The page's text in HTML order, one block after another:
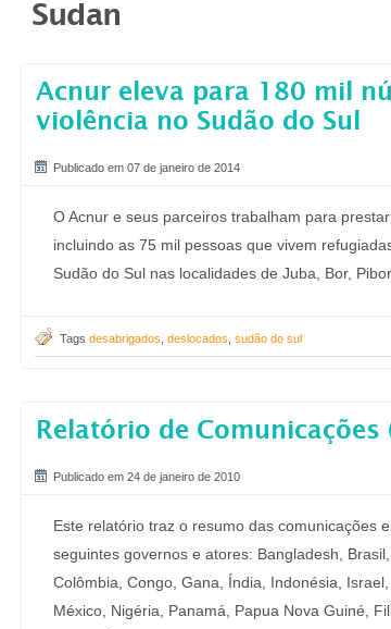
Sudan
Acnur eleva para 180 mil
violência no Sudão do Sul
Publicado em 07 de janeiro de 2014
O Acnur e seus parceiros trabalham para
incluindo as 75 mil pessoas que vivem
Sudão do Sul nas localidades de Juba, Bor,
Tags desabrigados deslocados sudão do sul
Relatório de Comunicações
Publicado em 24 de janeiro de 2010
Este relatório traz o resumo das comunicações
seguintes governos e atores: Bangladesh,
Colômbia, Congo, Gana, Índia, Indonésia,
México, Nigéria, Panamá, Papua Nova Guiné,